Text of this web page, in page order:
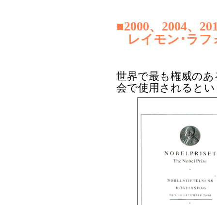
■2000、2004、
レイモン･ラ
世界で最も権威の
会で使用されると